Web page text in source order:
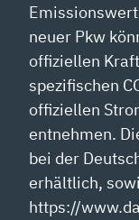
neuer Pkw
offiziellen
spezifischen
offiziellen
entnehmen.
bei der
erhältlich,
https://